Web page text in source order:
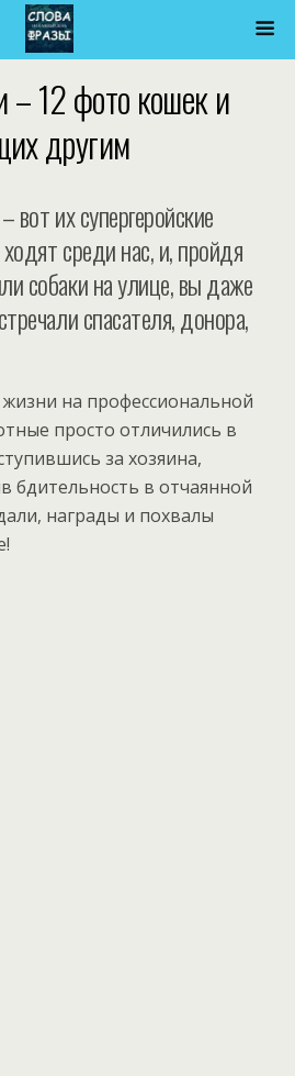
– 12 фото кошек и
другим
их супергеройские
среди нас, и, пройдя
собаки на улице, вы даже
спасателя, донора,
жизни на профессиональной
просто отличились в
за хозяина,
бдительность в отчаянной
награды и похвалы